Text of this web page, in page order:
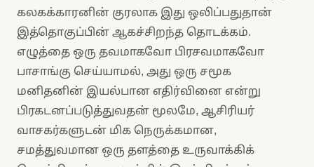
கலகக்காரனின் குரலாக இது ஒலிப்பதுதான்
இத்தொகுப்பின் ஆகச்சிறந்த தொடக்கம்.
எழுத்தை ஒரு தவமாகவோ பிரசவமாகவோ
பாசாங்கு செய்யாமல், அது ஒரு சமூக
மனிதனின் இயல்பான எதிர்வினை என்று
பிரகடனப்படுத்துவதன் மூலமே, ஆசிரியர்
வாசகர்களுடன் மிக நெருக்கமான,
சமத்துவமான ஒரு தளத்தை உருவாக்கிக்